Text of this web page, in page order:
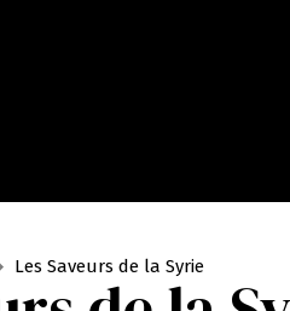
Les Saveurs de la Syrie